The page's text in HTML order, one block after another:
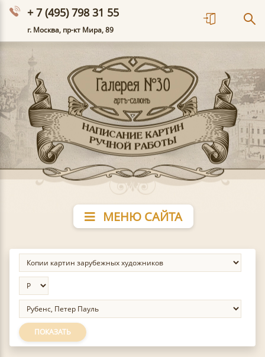
+ 7 (495) 798 31 55
г. Москва, пр-кт Мира, 89
МЕНЮ САЙТА
ПОКАЗАТЬ